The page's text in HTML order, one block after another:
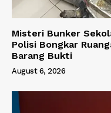
Misteri Bunker
Polisi Bongkar
Barang Bukti
August 6, 2026